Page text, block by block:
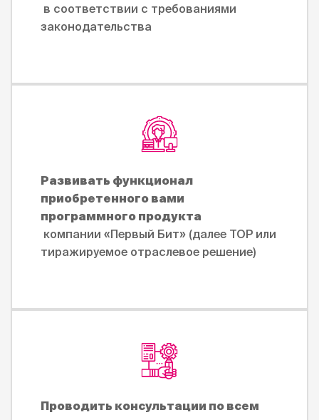
в соответствии с требованиями
законодательства
Развивать функционал
приобретенного вами
программного продукта
компании «Первый Бит» (далее ТОР или
тиражируемое отраслевое решение)
Проводить консультации по всем